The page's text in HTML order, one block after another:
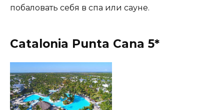
побаловать себя в спа или сауне.
Catalonia Punta Cana 5*